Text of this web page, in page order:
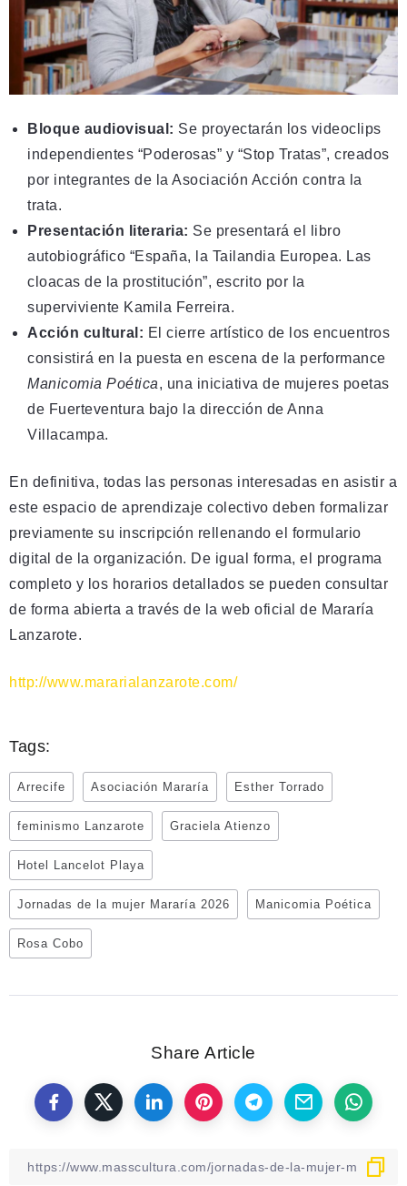
Bloque audiovisual: Se proyectarán los videoclips
independientes “Poderosas” y “Stop Tratas”, creados
por integrantes de la Asociación Acción contra la
trata.
Presentación literaria: Se presentará el libro
autobiográfico “España, la Tailandia Europea. Las
cloacas de la prostitución”, escrito por la
superviviente Kamila Ferreira.
Acción cultural: El cierre artístico de los encuentros
consistirá en la puesta en escena de la performance
Manicomia Poética, una iniciativa de mujeres poetas
de Fuerteventura bajo la dirección de Anna
Villacampa.
En definitiva, todas las personas interesadas en asistir a
este espacio de aprendizaje colectivo deben formalizar
previamente su inscripción rellenando el formulario
digital de la organización. De igual forma, el programa
completo y los horarios detallados se pueden consultar
de forma abierta a través de la web oficial de Mararía
Lanzarote.
http://www.mararialanzarote.com/
Tags:
Arrecife Asociación Mararía Esther Torrado
feminismo Lanzarote Graciela Atienzo
Hotel Lancelot Playa
Jornadas de la mujer Mararía 2026 Manicomia Poética
Rosa Cobo
Share Article